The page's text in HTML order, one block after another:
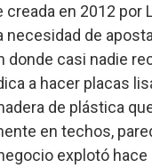
creada en 2012 por
necesidad de
donde casi nadie
a hacer placas
de plástica
en techos,
explotó